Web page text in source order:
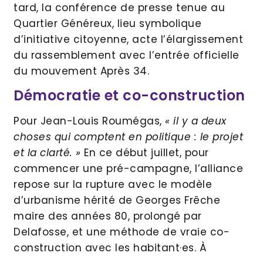
tard, la conférence de presse tenue au
Quartier Généreux, lieu symbolique
d’initiative citoyenne, acte l’élargissement
du rassemblement avec l’entrée officielle
du mouvement Après 34.
Démocratie et co-construction
Pour Jean-Louis Roumégas, « il y a deux
choses qui comptent en politique : le projet
et la clarté. » En ce début juillet, pour
commencer une pré-campagne, l’alliance
repose sur la rupture avec le modèle
d’urbanisme hérité de Georges Frêche
maire des années 80, prolongé par
Delafosse, et une méthode de vraie co-
construction avec les habitant·es. À